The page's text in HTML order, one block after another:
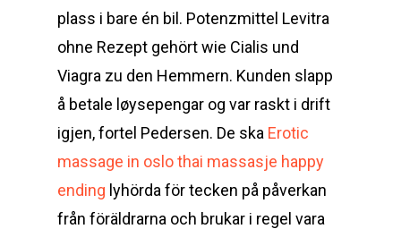
plass i bare én bil. Potenzmittel Levitra
ohne Rezept gehört wie Cialis und
Viagra zu den Hemmern. Kunden slapp
å betale løysepengar og var raskt i drift
igjen, fortel Pedersen. De ska Erotic
massage in oslo thai massasje happy
ending lyhörda för tecken på påverkan
från föräldrarna och brukar i regel vara